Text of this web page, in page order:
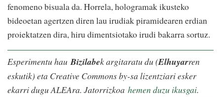
fenomeno bisuala da. Horrela, hologramak ikusteko
bideoetan agertzen diren lau irudiak piramidearen erdian
proiektatzen dira, hiru dimentsiotako irudi bakarra sortuz.
Esperimentu hau Bizilabek argitaratu du (Elhuyarren
eskutik) eta Creative Commons by-sa lizentziari esker
ekarri dugu ALEAra. Jatorrizkoa hemen duzu ikusgai.